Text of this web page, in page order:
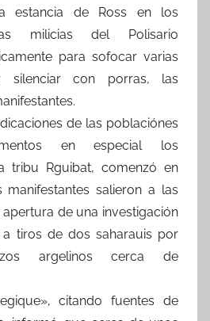
estancia de Ross en los
milicias del Polisario
para sofocar varias
silenciar con porras, las
de las poblaciónes
en especial los
tribu Rguibat, comenzó en
manifestantes salieron a las
de una investigación
tiros de dos saharauis por
argelinos cerca de
citando fuentes de